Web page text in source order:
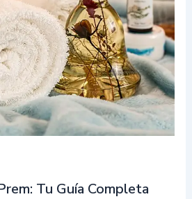
Tu Guía Completa